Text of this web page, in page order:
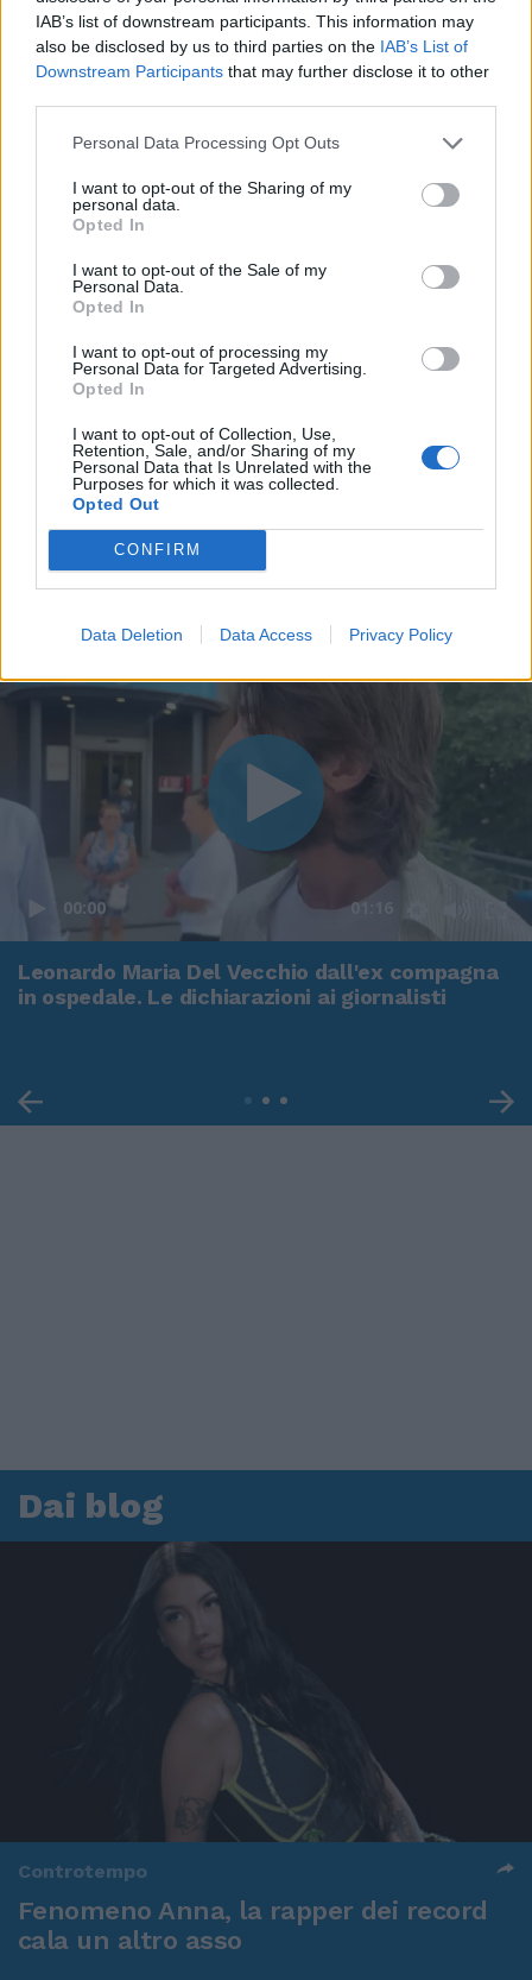
IAB’s list of downstream participants. This information may
also be disclosed by us to third parties on the IAB’s List of
Downstream Participants that may further disclose it to other
Personal Data Processing Opt Outs
I want to opt-out of the Sharing of my
personal data.
Opted In
I want to opt-out of the Sale of my
Personal Data.
Opted In
I want to opt-out of processing my
Personal Data for Targeted Advertising.
Opted In
I want to opt-out of Collection, Use,
Retention, Sale, and/or Sharing of my
Personal Data that Is Unrelated with the
Purposes for which it was collected.
Opted Out
CONFIRM
Data Deletion Data Access Privacy Policy
00:00 01:16
Leonardo Maria Del Vecchio dall'ex compagna
in ospedale. Le dichiarazioni ai giornalisti
Dai blog
Controtempo
Fenomeno Anna, la rapper dei record
cala un altro asso